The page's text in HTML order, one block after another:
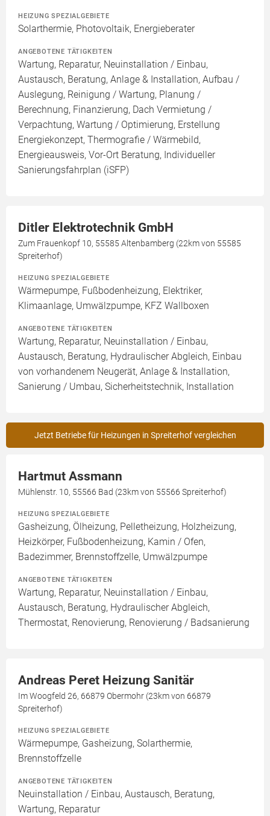
HEIZUNG SPEZIALGEBIETE
Solarthermie, Photovoltaik, Energieberater
ANGEBOTENE TÄTIGKEITEN
Wartung, Reparatur, Neuinstallation / Einbau,
Austausch, Beratung, Anlage & Installation, Aufbau /
Auslegung, Reinigung / Wartung, Planung /
Berechnung, Finanzierung, Dach Vermietung /
Verpachtung, Wartung / Optimierung, Erstellung
Energiekonzept, Thermografie / Wärmebild,
Energieausweis, Vor-Ort Beratung, Individueller
Sanierungsfahrplan (iSFP)
Ditler Elektrotechnik GmbH
Zum Frauenkopf 10, 55585 Altenbamberg (22km von 55585
Spreiterhof)
HEIZUNG SPEZIALGEBIETE
Wärmepumpe, Fußbodenheizung, Elektriker,
Klimaanlage, Umwälzpumpe, KFZ Wallboxen
ANGEBOTENE TÄTIGKEITEN
Wartung, Reparatur, Neuinstallation / Einbau,
Austausch, Beratung, Hydraulischer Abgleich, Einbau
von vorhandenem Neugerät, Anlage & Installation,
Sanierung / Umbau, Sicherheitstechnik, Installation
Jetzt Betriebe für Heizungen in Spreiterhof vergleichen
Hartmut Assmann
Mühlenstr. 10, 55566 Bad (23km von 55566 Spreiterhof)
HEIZUNG SPEZIALGEBIETE
Gasheizung, Ölheizung, Pelletheizung, Holzheizung,
Heizkörper, Fußbodenheizung, Kamin / Ofen,
Badezimmer, Brennstoffzelle, Umwälzpumpe
ANGEBOTENE TÄTIGKEITEN
Wartung, Reparatur, Neuinstallation / Einbau,
Austausch, Beratung, Hydraulischer Abgleich,
Thermostat, Renovierung, Renovierung / Badsanierung
Andreas Peret Heizung Sanitär
Im Woogfeld 26, 66879 Obermohr (23km von 66879
Spreiterhof)
HEIZUNG SPEZIALGEBIETE
Wärmepumpe, Gasheizung, Solarthermie,
Brennstoffzelle
ANGEBOTENE TÄTIGKEITEN
Neuinstallation / Einbau, Austausch, Beratung,
Wartung, Reparatur